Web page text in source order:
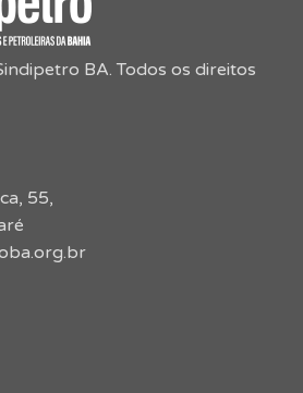
BA. Todos os direitos
55,